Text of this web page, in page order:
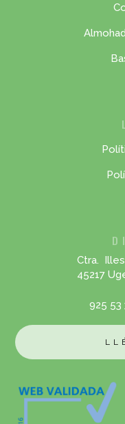
Ctra.
45217
925 53